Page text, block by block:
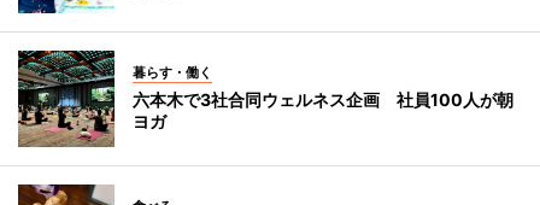
暮らす・働く
六本木で3社合同ウェルネス企画 社員100人が朝
ヨガ